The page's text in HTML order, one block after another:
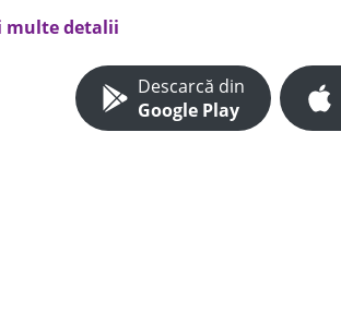
multe detalii
Descarcă din
Google Play